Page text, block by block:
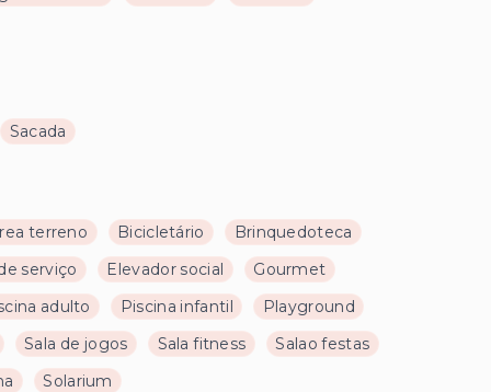
Sacada
terreno Bicicletário
Brinquedoteca
serviço
Elevador social
Gourmet
adulto
Piscina infantil
Playground
Sala de jogos
Sala fitness
Salao festas
Solarium